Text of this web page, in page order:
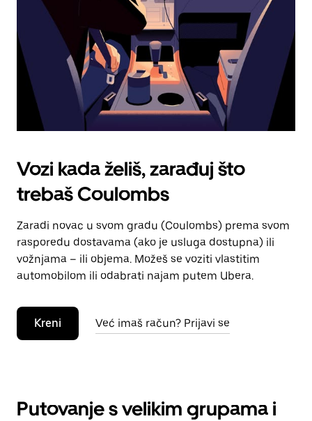
kalendara.
Vozi kada želiš, zarađuj što
trebaš Coulombs
Zaradi novac u svom gradu (Coulombs) prema svom
rasporedu dostavama (ako je usluga dostupna) ili
vožnjama – ili objema. Možeš se voziti vlastitim
automobilom ili odabrati najam putem Ubera.
Kreni Već imaš račun? Prijavi se
Putovanje s velikim grupama i